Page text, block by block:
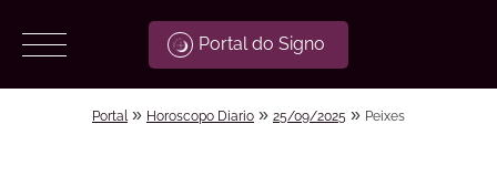
Portal do Signo
Portal » Horoscopo Diario » 25/09/2025 » Peixes